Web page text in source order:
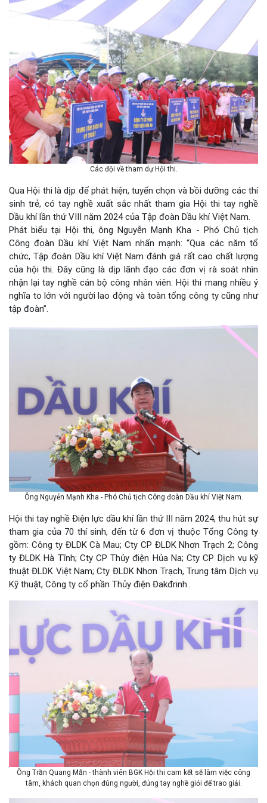
Các đội về tham dự Hội thi.
Qua Hội thi là dịp để phát hiện, tuyển chọn và bồi dưỡng các thí
sinh trẻ, có tay nghề xuất sắc nhất tham gia Hội thi tay nghề
Dầu khí lần thứ VIII năm 2024 của Tập đoàn Dầu khí Việt Nam.
Phát biểu tại Hội thi, ông Nguyễn Mạnh Kha - Phó Chủ tịch
Công đoàn Dầu khí Việt Nam nhấn mạnh: “Qua các năm tổ
chức, Tập đoàn Dầu khí Việt Nam đánh giá rất cao chất lượng
của hội thi. Đây cũng là dịp lãnh đạo các đơn vị rà soát nhìn
nhận lại tay nghề cán bộ công nhân viên. Hội thi mang nhiều ý
nghĩa to lớn với người lao động và toàn tổng công ty cũng như
tập đoàn”.
Ông Nguyễn Mạnh Kha - Phó Chủ tịch Công đoàn Dầu khí Việt Nam.
Hội thi tay nghề Điện lực dầu khí lần thứ III năm 2024, thu hút sự
tham gia của 70 thí sinh, đến từ 6 đơn vị thuộc Tổng Công ty
gồm: Công ty ĐLDK Cà Mau; Cty CP ĐLDK Nhơn Trạch 2; Công
ty ĐLDK Hà Tĩnh; Cty CP Thủy điện Hủa Na; Cty CP Dịch vụ kỹ
thuật ĐLDK Việt Nam; Cty ĐLDK Nhơn Trạch, Trung tâm Dịch vụ
Kỹ thuật, Công ty cổ phần Thủy điện Đakđrinh..
Ông Trần Quang Mẫn - thành viên BGK Hội thi cam kết sẽ làm việc công
tâm, khách quan chọn đúng người, đúng tay nghề giỏi để trao giải.